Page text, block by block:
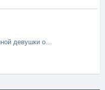
Demo для странной девушки от "colls"